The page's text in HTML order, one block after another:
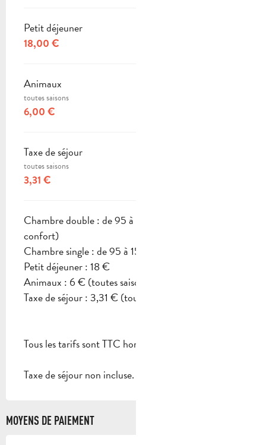
Petit déjeuner
18,00 €
Animaux
toutes saisons
6,00 €
Taxe de séjour
toutes saisons
3,31 €
Chambre double : de 95 à 150 € (Chambre
confort)
Chambre single : de 95 à 150 € (selon les saisons)
Petit déjeuner : 18 €
Animaux : 6 € (toutes saisons)
Taxe de séjour : 3,31 € (toutes saisons).
Tous les tarifs sont TTC hors taxe de séjour.
Taxe de séjour non incluse.
MOYENS DE PAIEMENT